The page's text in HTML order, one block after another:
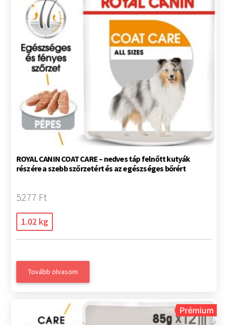
ROYAL CANIN COAT CARE – nedves táp felnőtt kutyák
részére a szebb szőrzetért és az egészséges bőrért
5277 Ft
1.02 kg
Tovább olvasom
Prémium